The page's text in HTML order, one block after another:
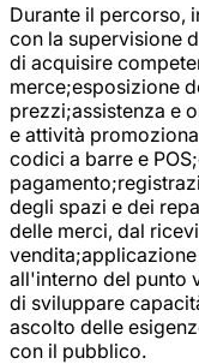
Durante il percorso,
con la supervisione
di acquisire
merce;esposizione
prezzi;assistenza e
e attività
codici a barre e
degli spazi e dei
delle merci, dal
all'interno del punto
di sviluppare
ascolto delle
con il pubblico.